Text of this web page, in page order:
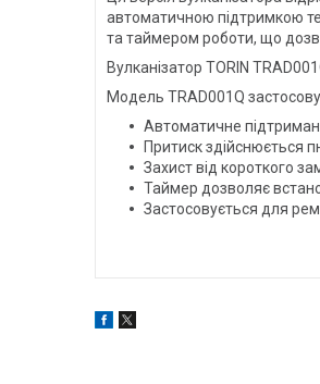
автоматичною підтримкою
та таймером роботи, що
Вулканізатор TORIN
Модель TRAD001Q
Автоматичне
Притиск здійснюється
Захист від короткого
Таймер дозволяє
Застосовується для